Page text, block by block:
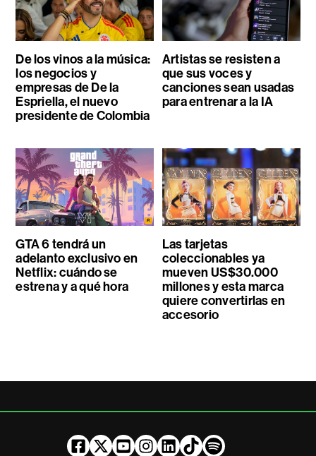
De los vinos a la música:
los negocios y
empresas de De la
Espriella, el nuevo
presidente de Colombia
Artistas se resisten a
que sus voces y
canciones sean usadas
para entrenar a la IA
GTA 6 tendrá un
adelanto exclusivo en
Netflix: cuándo se
estrena y a qué hora
Las tarjetas
coleccionables ya
mueven US$30.000
millones y esta marca
quiere convertirlas en
accesorio